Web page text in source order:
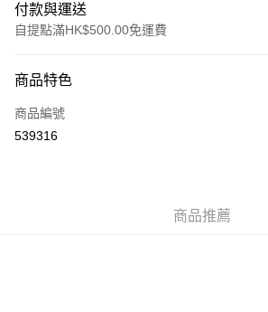
付款與運送
自提點滿HK$500.00免運費
信用卡
AlipayHK
每筆HK$40.00，滿HK$500.00或以上免運費
商品特色
商品編號
539316
商品推薦